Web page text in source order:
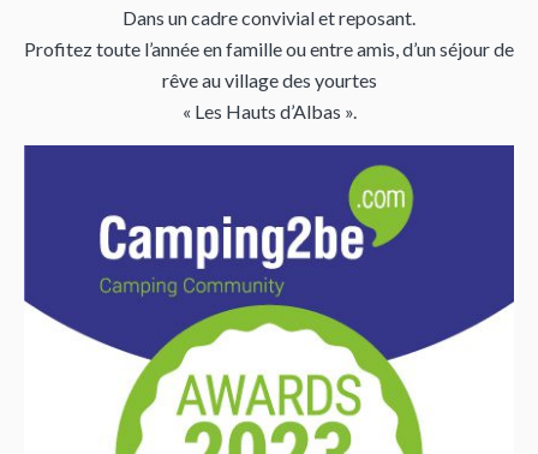
Dans un cadre convivial et reposant.
Profitez toute l’année en famille ou entre amis, d’un séjour de
rêve au village des yourtes
« Les Hauts d’Albas ».